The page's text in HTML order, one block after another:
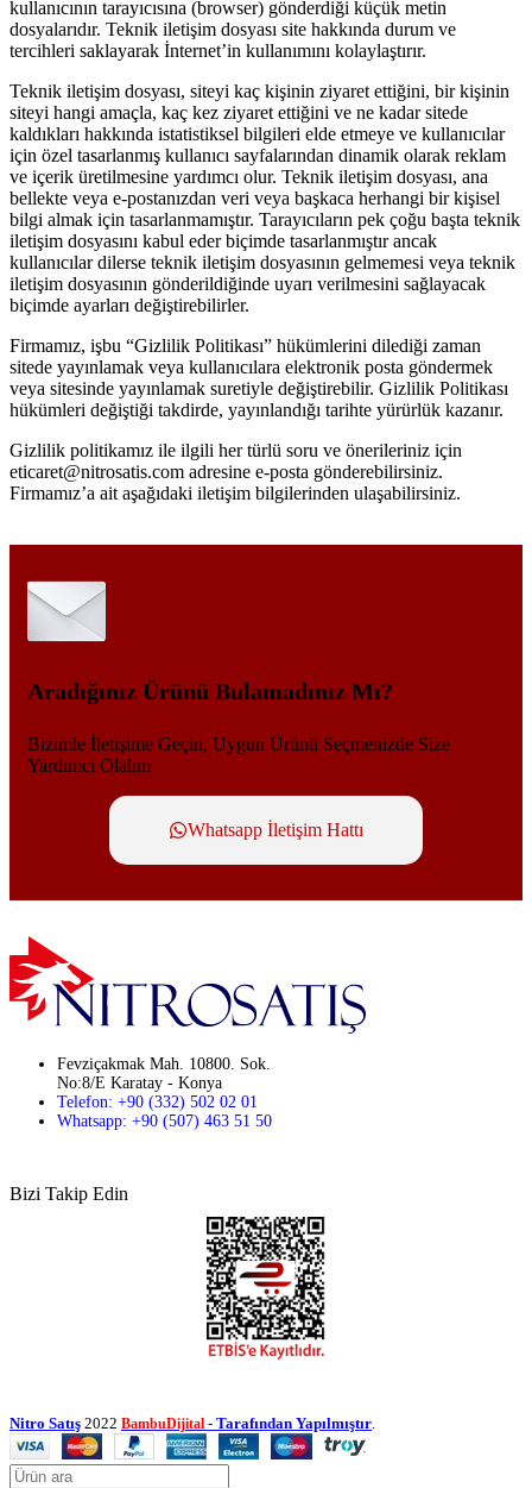
kullanıcının tarayıcısına (browser) gönderdiği küçük metin
dosyalarıdır. Teknik iletişim dosyası site hakkında durum ve
tercihleri saklayarak İnternet’in kullanımını kolaylaştırır.
Teknik iletişim dosyası, siteyi kaç kişinin ziyaret ettiğini, bir kişinin
siteyi hangi amaçla, kaç kez ziyaret ettiğini ve ne kadar sitede
kaldıkları hakkında istatistiksel bilgileri elde etmeye ve kullanıcılar
için özel tasarlanmış kullanıcı sayfalarından dinamik olarak reklam
ve içerik üretilmesine yardımcı olur. Teknik iletişim dosyası, ana
bellekte veya e-postanızdan veri veya başkaca herhangi bir kişisel
bilgi almak için tasarlanmamıştır. Tarayıcıların pek çoğu başta teknik
iletişim dosyasını kabul eder biçimde tasarlanmıştır ancak
kullanıcılar dilerse teknik iletişim dosyasının gelmemesi veya teknik
iletişim dosyasının gönderildiğinde uyarı verilmesini sağlayacak
biçimde ayarları değiştirebilirler.
Firmamız, işbu “Gizlilik Politikası” hükümlerini dilediği zaman
sitede yayınlamak veya kullanıcılara elektronik posta göndermek
veya sitesinde yayınlamak suretiyle değiştirebilir. Gizlilik Politikası
hükümleri değiştiği takdirde, yayınlandığı tarihte yürürlük kazanır.
Gizlilik politikamız ile ilgili her türlü soru ve önerileriniz için
eticaret@nitrosatis.com adresine e-posta gönderebilirsiniz.
Firmamız’a ait aşağıdaki iletişim bilgilerinden ulaşabilirsiniz.
Aradığınız Ürünü Bulamadınız Mı?
Bizimle İletişime Geçin, Uygun Ürünü Seçmenizde Size
Yardımcı Olalım
Whatsapp İletişim Hattı
Fevziçakmak Mah. 10800. Sok.
No:8/E Karatay - Konya
Telefon: +90 (332) 502 02 01
Whatsapp: +90 (507) 463 51 50
Bizi Takip Edin
Nitro Satış 2022 BambuDijital - Tarafından Yapılmıştır.